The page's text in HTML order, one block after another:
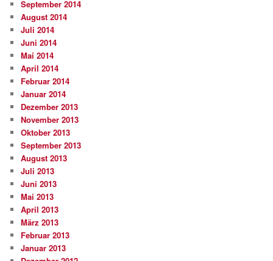
September 2014
August 2014
Juli 2014
Juni 2014
Mai 2014
April 2014
Februar 2014
Januar 2014
Dezember 2013
November 2013
Oktober 2013
September 2013
August 2013
Juli 2013
Juni 2013
Mai 2013
April 2013
März 2013
Februar 2013
Januar 2013